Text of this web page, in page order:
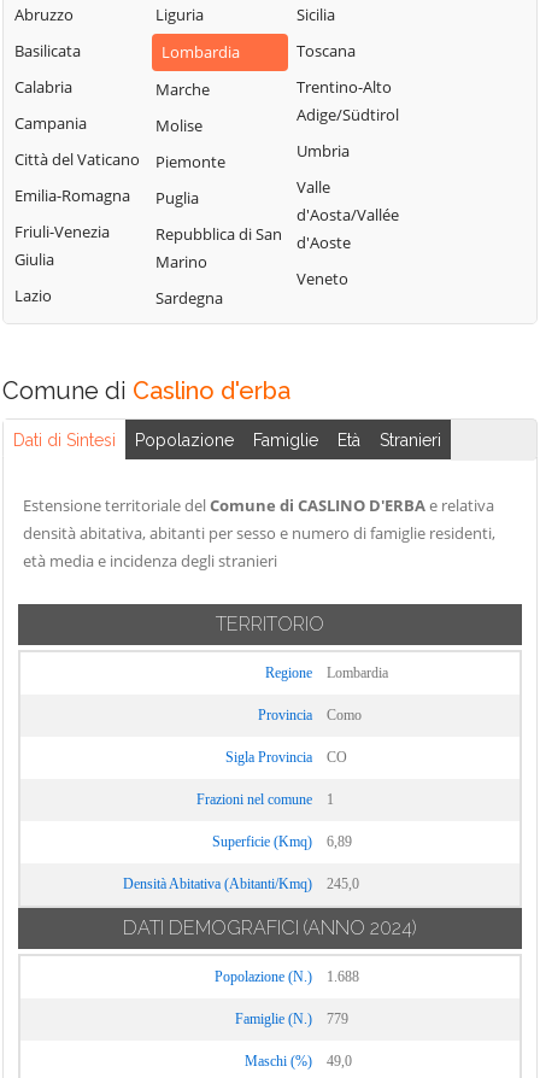
Blessagno
Blevio
Bregnano
Brenna
Brienno
Brunate
Bulgarograsso
Cabiate
Cadorago
Canzo
Intimiano
Carate Urio
Carlazzo
Grandate
Grandola ed Uniti
Gravedona ed
Uniti
Griante
Guanzate
Inverigo
Laglio
Laino
Lasnigo
Lezzeno
Limido Comasco
Livo
Locate Varesino
Lomazzo
Longone al
Lurago Marinone
Lurate Caccivio
Magreglio
Mariano
Comense
Maslianico
Menaggio
Rezzago
Rodero
Rovellasca
Rovello Porro
San Nazzaro Val
San Siro
Schignano
Senna Comasco
Solbiate con
Cagno
Sormano
Stazzona
Tavernerio
Torno
Tremezzina
Uggiate con
Ronago
Val Rezzo
Valbrona
Valmorea
Valsolda
Veleso
Abruzzo
Basilicata
Calabria
Campania
Città del Vaticano
Emilia-Romagna
Friuli-Venezia
Giulia
Lazio
Liguria
Lombardia
Marche
Molise
Piemonte
Puglia
Repubblica di San
Marino
Sardegna
Sicilia
Toscana
Trentino-Alto
Adige/Südtirol
Umbria
Valle
d'Aosta/Vallée
d'Aoste
Veneto
Comune di Caslino d'erba
Dati di Sintesi Popolazione Famiglie Età Stranieri
Estensione territoriale delComune di CASLINO D'ERBAe relativa
densità abitativa, abitanti per sesso e numero di famiglie residenti,
età media e incidenza degli stranieri
TERRITORIO
Regione Lombardia
Provincia Como
Sigla Provincia CO
Frazioni nel comune 1
Superficie (Kmq) 6,89
Densità Abitativa (Abitanti/Kmq) 245,0
DATI DEMOGRAFICI (ANNO 2024)
Popolazione (N.) 1.688
Famiglie (N.) 779
Maschi (%) 49,0